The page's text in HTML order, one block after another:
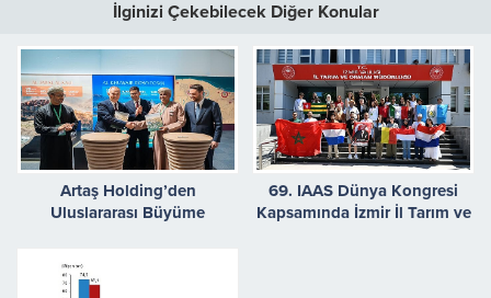
İlginizi Çekebilecek Diğer Konular
Artaş Holding’den
Uluslararası Büyüme
69. IAAS Dünya Kongresi
Kapsamında İzmir İl Tarım ve